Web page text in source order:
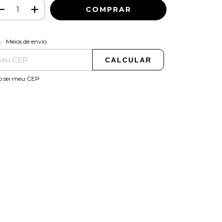
para o CEP:
Meios de envio
CALCULAR
sei meu CEP